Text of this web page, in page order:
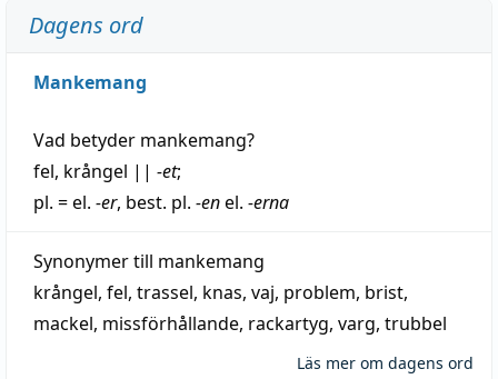
Dagens ord
Mankemang
Vad betyder mankemang?
fel, krångel || -et;
pl. = el. -er, best. pl. -enel. -erna
Synonymer till mankemang
krångel, fel, trassel, knas, vaj, problem, brist,
mackel, missförhållande, rackartyg, varg, trubbel
Läs mer om dagens ord